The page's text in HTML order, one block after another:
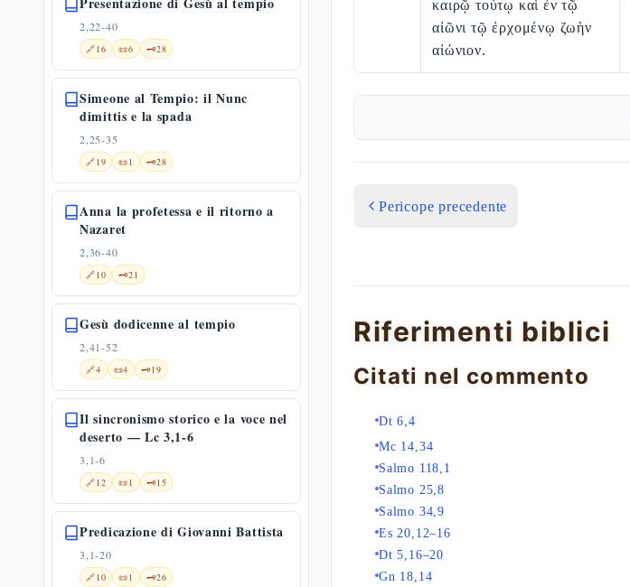
2,22-40
🔗16 📜6 🗝️28
Simeone al Tempio: il Nunc
dimittis e la spada
2,25-35
🔗19 📜1 🗝️28
Anna la profetessa e il ritorno a
Nazaret
2,36-40
🔗10 🗝️21
Gesù dodicenne al tempio
2,41-52
🔗4 📜4 🗝️19
Il sincronismo storico e la voce nel
deserto — Lc 3,1-6
3,1-6
🔗12 📜1 🗝️15
Predicazione di Giovanni Battista
3,1-20
🔗10 📜1 🗝️26
καιρῷ τούτῳ καὶ ἐν τῷ
αἰῶνι τῷ ἐρχομένῳ ζωὴν
αἰώνιον.
Pericope precedente
Riferimenti biblici
Citati nel commento
Dt 6,4
Mc 14,34
Salmo 118,1
Salmo 25,8
Salmo 34,9
Es 20,12–16
Dt 5,16–20
Gn 18,14